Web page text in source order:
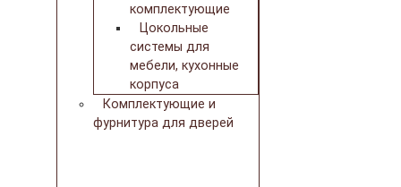
комплектующие
Цокольные
системы для
мебели, кухонные
корпуса
Комплектующие и
фурнитура для дверей